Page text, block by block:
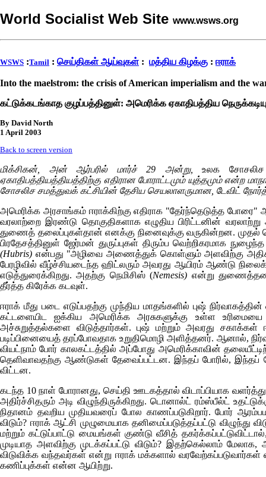
World Socialist Web Site www.wsws.org
WSWS :Tamil : செய்திகள் ஆய்வுகள் : மத்திய கிழக்கு : ஈராக்
Into the maelstrom: the crisis of American imperialism and the
கட்டுக்கடங்காத குழப்பத்தினுள்: அமெரிக்க ஏகாதிபத்திய
By David North
1 April 2003
Back to screen version
மிக்சிகன், அன் ஆர்பரில் மார்ச் 29 அன்று,உலக
ஏகாதிபத்தியத்தியத்திற்கு எதிரான போராட்டமும் யுத்தமும் என்ற
சோசலிச சமத்துவக் கட்சியின் தேசிய செயலாளருமான, டேவிட்
அமெரிக்க அரசாங்கம் ஈராக்கிற்கு எதிராக "தேர்ந்தெடுத்த போரை"
வரலாற்றை இரண்டு தொகுதிகளாக எழுதிய பிரிட்டனின்
துணைத் தலைப்புகள்தான் எனக்கு நினைவுக்கு வருகின்றன. முதல்
பிரதேசத்தினுள் ஜேர்மன் துருப்புகள் திரும்ப வெற்றிகரமாக
(Hubris) என்பது "அழிவை அணைத்துக் கொள்ளும் அளவிற்கு
பேரழிவில் வீழ்ச்சியடைந்த ஹிட்லரும் அவரது ஆயிரம் ஆண்டு
எடுத்துரைக்கிறது. அதற்கு நெமிசிஸ் (Nemesis) என்று
தீர்த்த கிரேக்க கடவுள்.
ஈராக் மீது படை எடுப்பதற்கு முந்திய மாதங்களில் புஷ்
கட்டளையிட ஐக்கிய அமெரிக்க அரசுகளுக்கு உள்ள
அச்சுறுத்தல்களை விடுத்தார்கள். புஷ் மற்றும் அவரது சகாக்கள்
படிப்பினையைத் தரப்போவதாக உறுதிமொழி அளித்தனர். ஆனால்,
வியட்நாம் போர் காலகட்டத்தில் அப்போது அமெரிக்காவின்
தெளிவாவதற்கு ஆண்டுகள் தேவைப்பட்டன. இந்தப் போரில், இந்தப்
விட்டன.
கடந்த 10 நாள் போரானது, செய்தி ஊடகத்தால் விடாப்பியாக
அதிர்ச்சிதரும் அடி விழுந்திருக்கிறது. டொனால்ட் ரம்ஸ்பீல்ட்
நிதானம் தவறிய முதியவரைப் போல காணப்படுகிறார். போர்
விடும்? ஈராக் ஆட்சி முழுமையாக தனிமைப்படுத்தப்பட்டு
மற்றும் கட்டுப்பாட்டு மையங்கள் குண்டு வீசித்
முடியாத அளவிற்கு முடக்கப்பட்டு விடும்? இதற்கெல்லாம்
விடுவிக்க வந்தவர்கள் என்று ஈராக் மக்களால்
கணிப்புக்கள் என்ன ஆயிற்று.